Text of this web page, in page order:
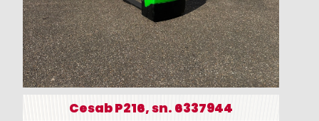
Cesab P216, sn. 6337944